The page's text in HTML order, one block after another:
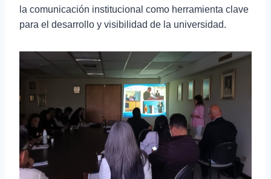
la comunicación institucional como herramienta clave
para el desarrollo y visibilidad de la universidad.